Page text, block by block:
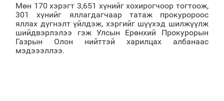
Мөн 170 хэрэгт 3,651 хүнийг хохирогчоор тогтоож,
301 хүнийг яллагдагчаар татаж прокуророос
яллах дүгнэлт үйлдэж, хэргийг шүүхэд шилжүүлж
шийдвэрлэлээ гэж Улсын Ерөнхий Прокурорын
Газрын Олон нийттэй харилцах албанаас
мэдэээллээ.